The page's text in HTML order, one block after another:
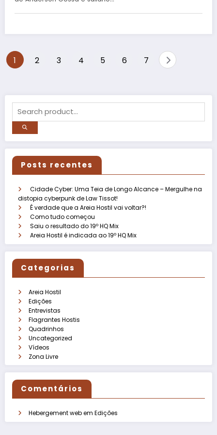
1 2 3 4 5 6 7
Posts recentes
Cidade Cyber: Uma Teia de Longo Alcance – Mergulhe na
distopia cyberpunk de Law Tissot!
É verdade que a Areia Hostil vai voltar?!
Como tudo começou
Saiu o resultado do 19º HQ Mix
Areia Hostil é indicada ao 19º HQ Mix
Categorias
Areia Hostil
Edições
Entrevistas
Flagrantes Hostis
Quadrinhos
Uncategorized
Vídeos
Zona Livre
Comentários
Hebergement webem Edições